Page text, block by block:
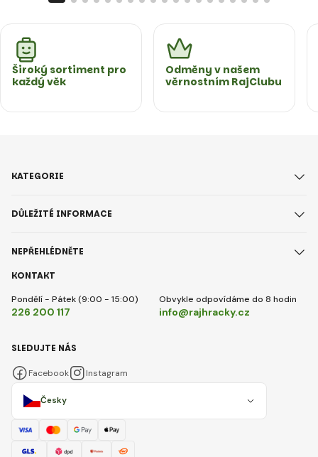
Široký sortiment pro
každý věk
Odměny v našem
věrnostním RajClubu
KONTAKT
Pondělí - Pátek (9:00 - 15:00)
226 200 117
Obvykle odpovídáme do 8 hodin
info@rajhracky.cz
KATEGORIE
DŮLEŽITÉ INFORMACE
NEPŘEHLÉDNĚTE
Česky
SLEDUJTE NÁS
Facebook Instagram